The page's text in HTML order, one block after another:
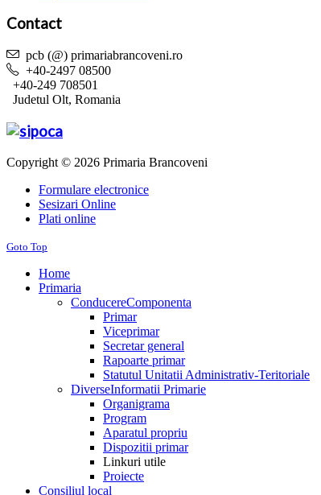
Contact
pcb (@) primariabrancoveni.ro
+40-2497 08500
+40-249 708501
Judetul Olt, Romania
Copyright © 2026 Primaria Brancoveni
Formulare electronice
Sesizari Online
Plati online
Goto Top
Home
Primaria
ConducereComponenta
Primar
Viceprimar
Secretar general
Rapoarte primar
Statutul Unitatii Administrativ-Teritoriale
DiverseInformatii Primarie
Organigrama
Program
Aparatul propriu
Dispozitii primar
Linkuri utile
Proiecte
Consiliul local